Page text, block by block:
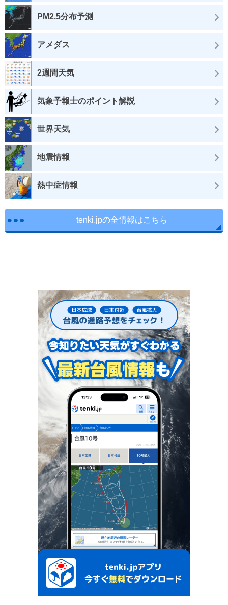
PM2.5分布予測
アメダス
2週間天気
気象予報士のポイント解説
世界天気
地震情報
熱中症情報
tenki.jpの全情報はこちら